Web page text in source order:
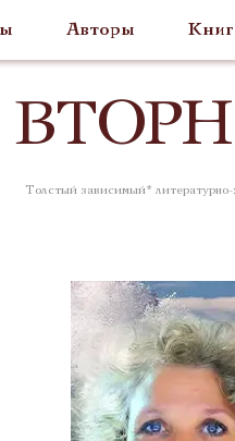
Авторы
ВТОР
Толстый зависимый*